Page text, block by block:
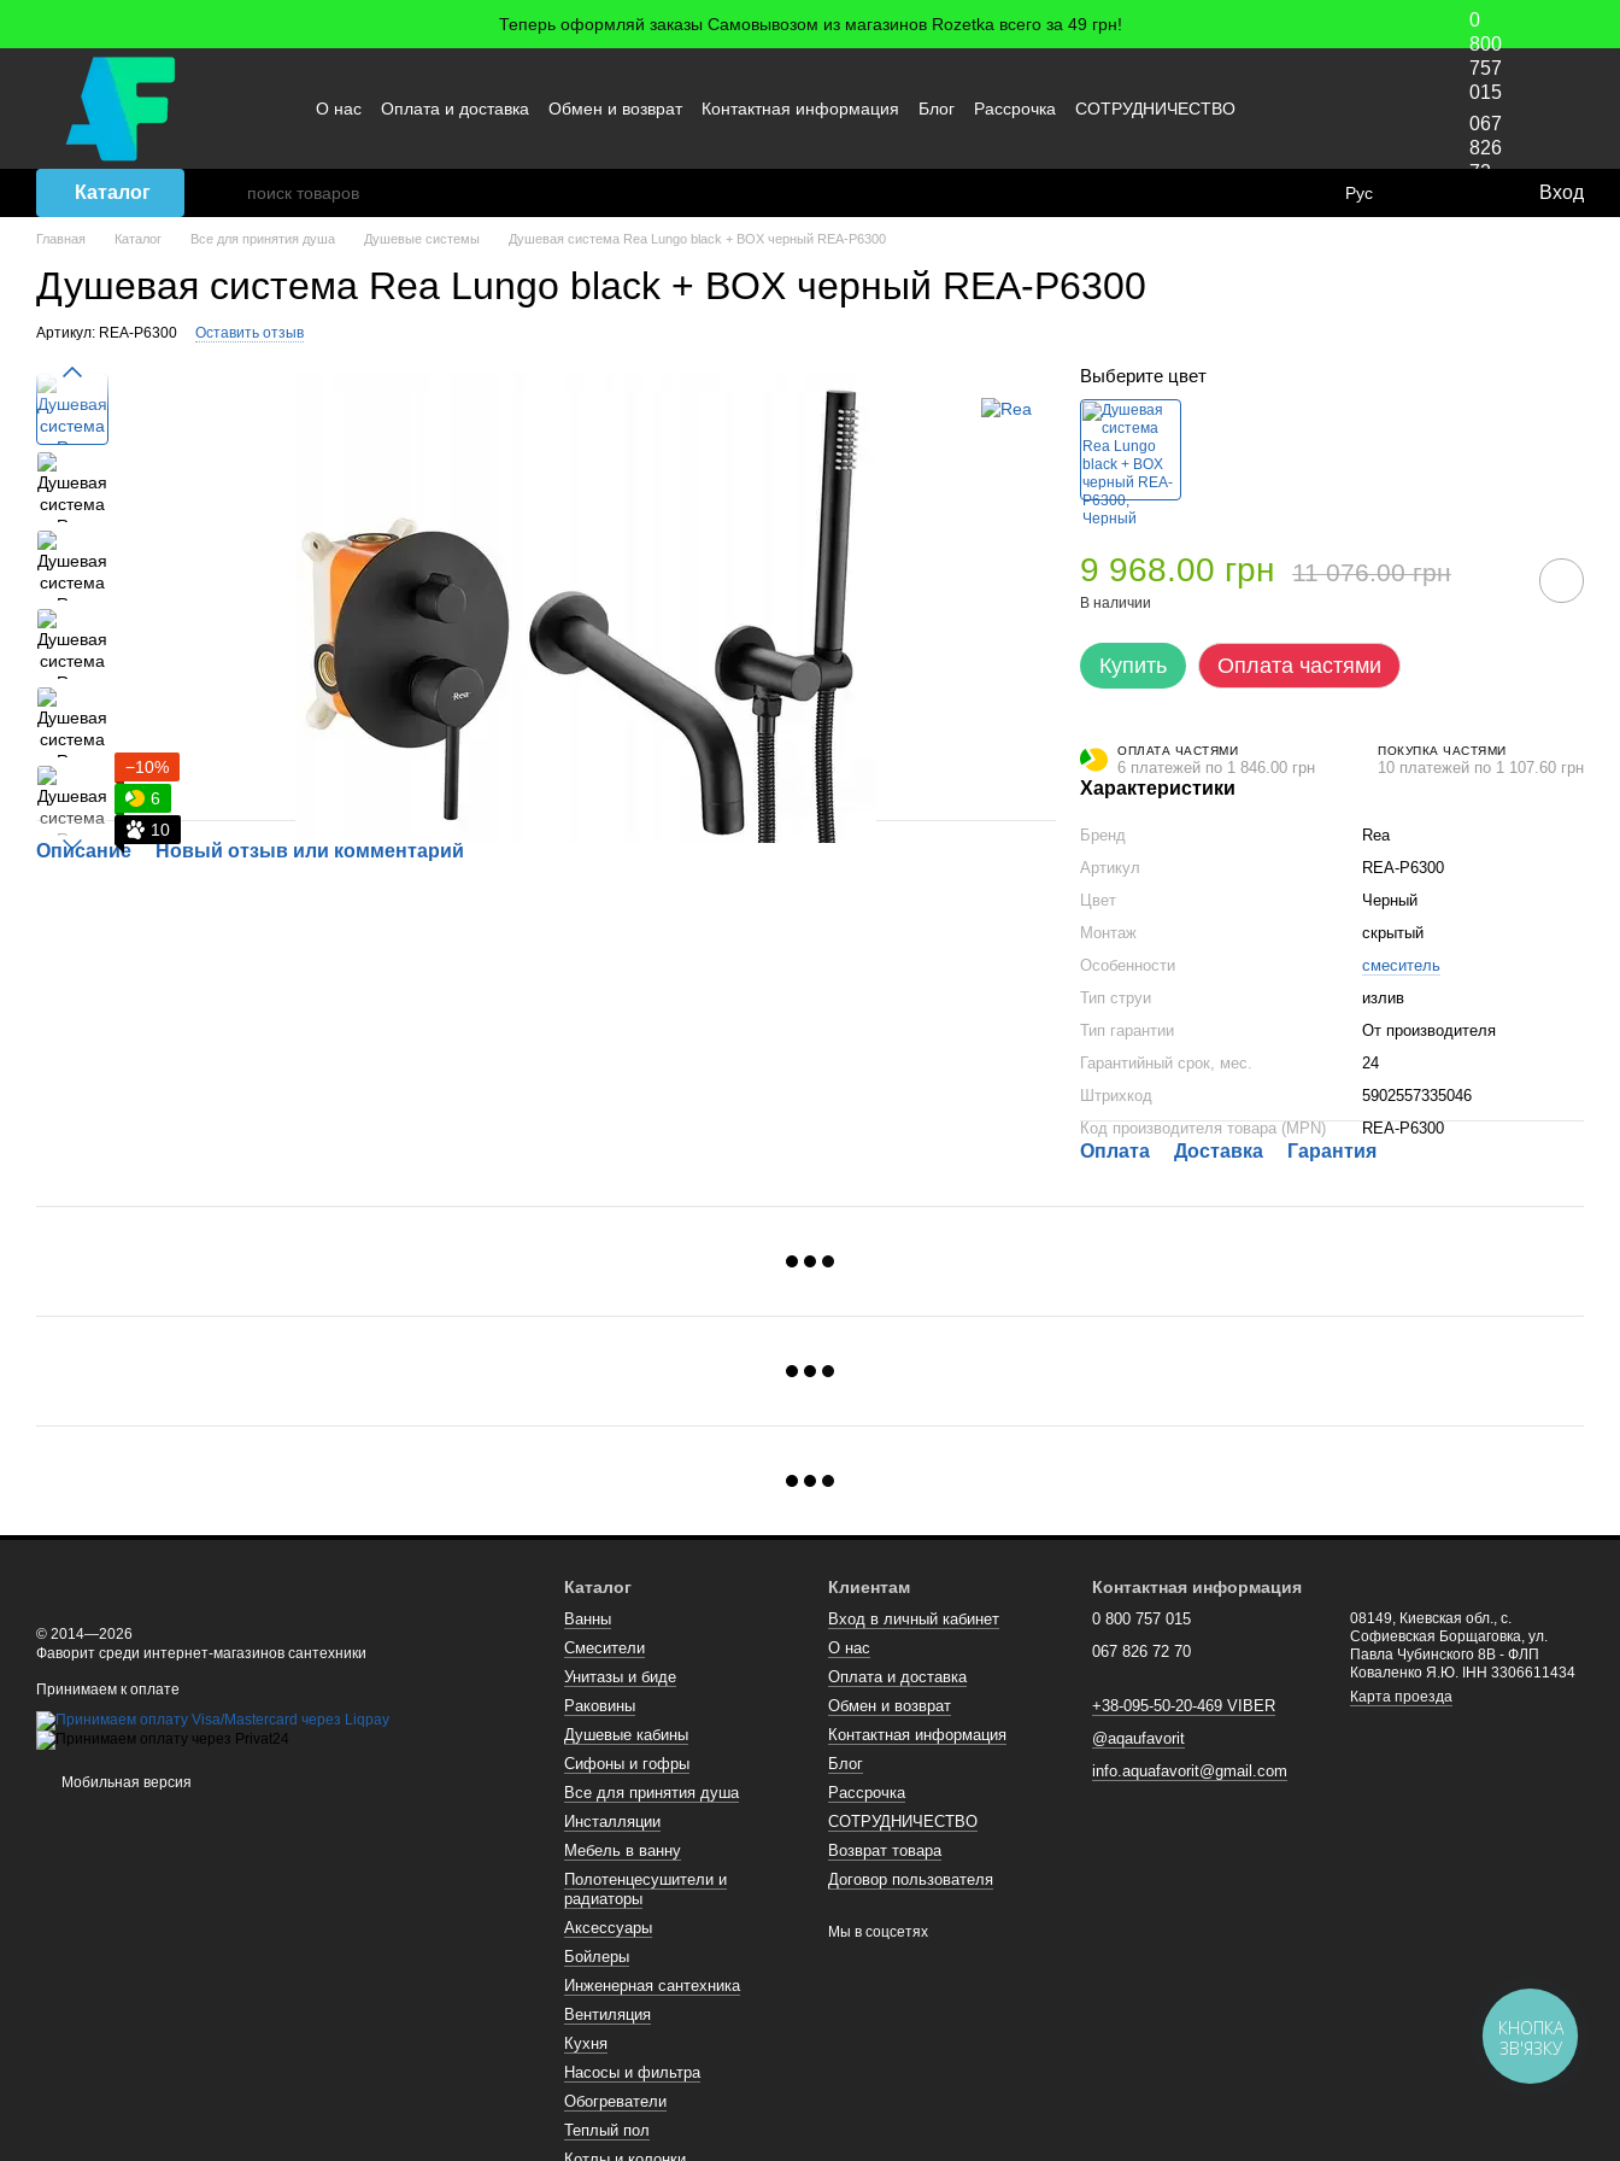
Теперь оформляй заказы Самовывозом из магазинов Rozetka всего за 49 грн!
О нас Оплата и доставка Обмен и возврат Контактная информация Блог Рассрочка
СОТРУДНИЧЕСТВО
0
800
757
015
067
826
72
Каталог Рус Вход
Главная Каталог Все для принятия душа Душевые системы Душевая система Rea Lungo black + BOX черный REA-P6300
Душевая система Rea Lungo black + BOX черный REA-P6300
Артикул: REA-P6300 Оставить отзыв
−10%
6
10
Описание Новый отзыв или комментарий
Выберите цвет
9 968.00 грн 11 076.00 грн
В наличии
Купить Оплата частями
ОПЛАТА ЧАСТЯМИ
6 платежей по 1 846.00 грн
ПОКУПКА ЧАСТЯМИ
10 платежей по 1 107.60 грн
Характеристики
Бренд
Rea
Артикул
REA-P6300
Цвет
Черный
Монтаж
скрытый
Особенности
смеситель
Тип струи
излив
Тип гарантии
От производителя
Гарантийный срок, мес.
24
Штрихкод
5902557335046
Код производителя товара (MPN)
REA-P6300
Оплата Доставка Гарантия
© 2014—2026
Фаворит среди интернет-магазинов сантехники
Принимаем к оплате
Мобильная версия
Каталог
Ванны
Смесители
Унитазы и биде
Раковины
Душевые кабины
Сифоны и гофры
Все для принятия душа
Инсталляции
Мебель в ванну
Полотенцесушители и
радиаторы
Аксессуары
Бойлеры
Инженерная сантехника
Вентиляция
Кухня
Насосы и фильтра
Обогреватели
Теплый пол
Клиентам
Вход в личный кабинет
О нас
Оплата и доставка
Обмен и возврат
Контактная информация
Блог
Рассрочка
СОТРУДНИЧЕСТВО
Возврат товара
Договор пользователя
Мы в соцсетях
Контактная информация
0 800 757 015
067 826 72 70
+38-095-50-20-469 VIBER
@aqaufavorit
info.aquafavorit@gmail.com
08149, Киевская обл., с.
Софиевская Борщаговка, ул.
Павла Чубинского 8В - ФЛП
Коваленко Я.Ю. ІНН 3306611434
Карта проезда
КНОПКА
ЗВ'ЯЗКУ